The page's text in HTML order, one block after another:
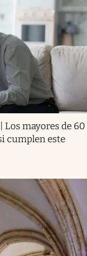
mayores de 60
cumplen este